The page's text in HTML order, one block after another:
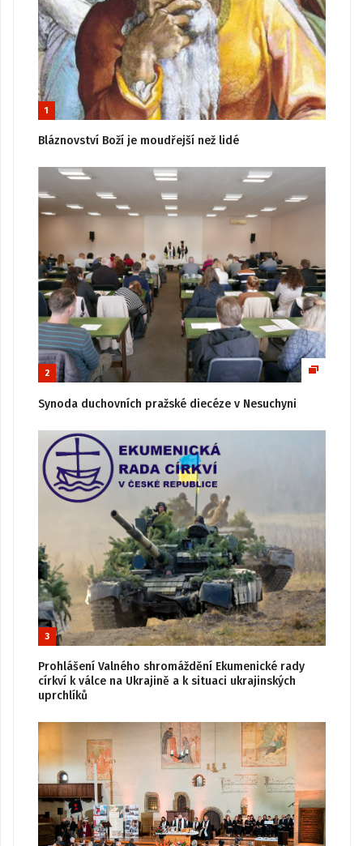
1
Bláznovství Boží je moudřejší než lidé
2
Synoda duchovních pražské diecéze v Nesuchyni
3
Prohlášení Valného shromáždění Ekumenické rady
církví k válce na Ukrajině a k situaci ukrajinských
uprchlíků